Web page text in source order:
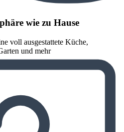
wie zu Hause
voll ausgestattete Küche,
und mehr